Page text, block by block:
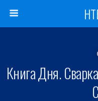
Книга Дня.